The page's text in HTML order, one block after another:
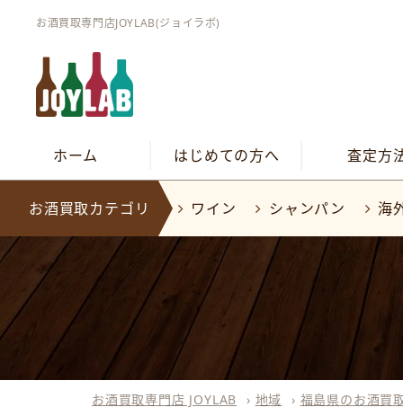
お酒買取専門店JOYLAB(ジョイラボ)
ホーム はじめての方へ 査定方
お酒買取カテゴリ ワイン シャンパン 海
お酒買取専門店 JOYLAB › 地域 › 福島県のお酒買